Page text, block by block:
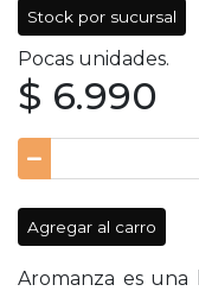
Stock por sucursal
Pocas unidades.
$ 6.990
Agregar al carro
Aromanza es